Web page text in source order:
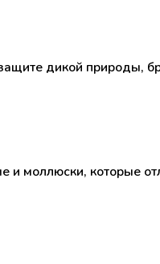
дикой природы,
моллюски, которые